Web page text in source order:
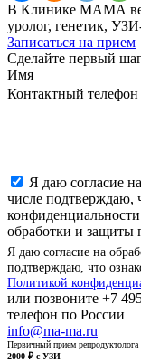
В Клинике МАМА
уролог, генетик,
Записаться на прием
Сделайте первый
Имя
Контактный телефон
Я даю согласие
числе подтверждаю,
обработки и защиты
Я даю согласие на
подтверждаю, что
Политикой
или позвоните +7
телефон по России
info@ma-ma.ru
Первичный прием репродуктолога
2000 ₽ с УЗИ